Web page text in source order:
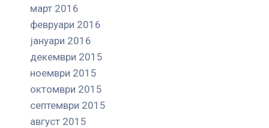
март 2016
февруари 2016
јануари 2016
декември 2015
ноември 2015
октомври 2015
септември 2015
август 2015